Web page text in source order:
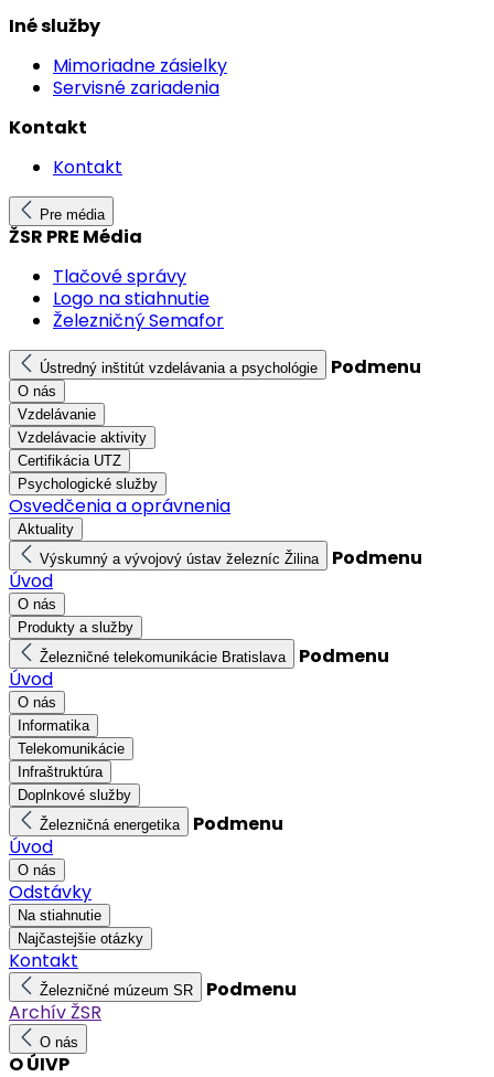
Iné služby
Mimoriadne zásielky
Servisné zariadenia
Kontakt
Kontakt
Pre média
ŽSR PRE Média
Tlačové správy
Logo na stiahnutie
Železničný Semafor
Ústredný inštitút vzdelávania a psychológie Podmenu
O nás
Vzdelávanie
Vzdelávacie aktivity
Certifikácia UTZ
Psychologické služby
Osvedčenia a oprávnenia
Aktuality
Výskumný a vývojový ústav železníc Žilina
Podmenu
Úvod
O nás
Produkty a služby
Železničné telekomunikácie Bratislava
Podmenu
Úvod
O nás
Informatika
Telekomunikácie
Infraštruktúra
Doplnkové služby
Železničná energetika
Podmenu
Úvod
O nás
Odstávky
Na stiahnutie
Najčastejšie otázky
Kontakt
Železničné múzeum SR
Podmenu
Archív ŽSR
O nás
O ÚIVP